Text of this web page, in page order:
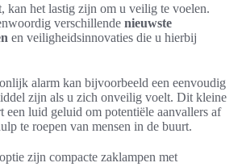
kan het lastig zijn om u veilig te voelen.
verschillende nieuwste
en veiligheidsinnovaties die u hierbij
alarm kan bijvoorbeeld een eenvoudig
zijn als u zich onveilig voelt. Dit kleine
een luid geluid om potentiële aanvallers af
te roepen van mensen in de buurt.
zijn compacte zaklampen met